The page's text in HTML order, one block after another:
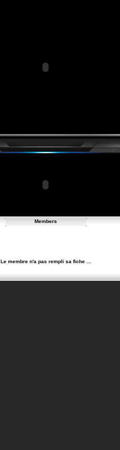
Members
Le membre n'a pas rempli sa fiche ...